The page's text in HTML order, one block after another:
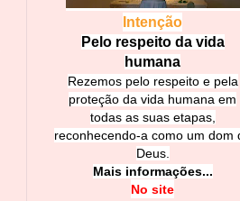
Intenção
Pelo respeito da vida
humana
Rezemos pelo respeito e pela
proteção da vida humana em
todas as suas etapas,
reconhecendo-a como um dom
Deus.
Mais informações...
No site